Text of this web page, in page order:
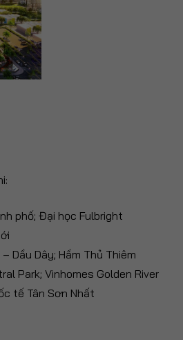
phố; Đại học Fulbright
Dầu Dây; Hầm Thủ Thiêm
Park; Vinhomes Golden River
tế Tân Sơn Nhất